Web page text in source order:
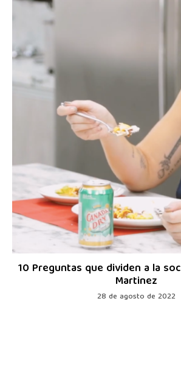
10 Preguntas que dividen a la
Martinez
28 de agosto de 2022